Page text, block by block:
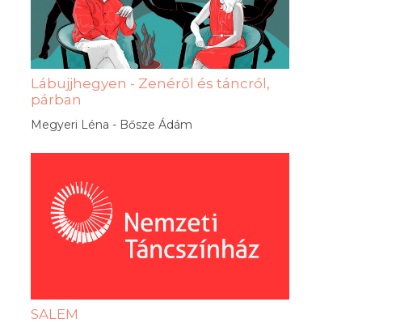
Lábujjhegyen - Zenéről és táncról,
párban
Megyeri Léna - Bősze Ádám
SALEM